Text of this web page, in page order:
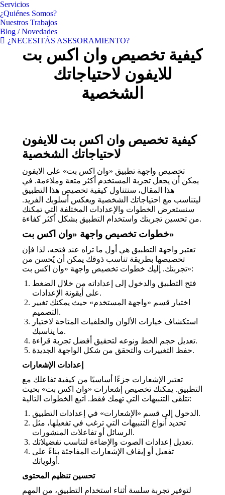
Servicios
¿Quiénes Somos?
Nuestros Trabajos
Blog / Novedades
¿NECESITÁS ASESORAMIENTO?
كيفية تخصيص وان اكس بت
للايفون لاحتياجاتك
الشخصية
كيفية تخصيص وان اكس بت للايفون
لاحتياجاتك الشخصية
تخصيص واجهة تطبيق «وان اكس بت» على الايفون
يمكن أن يجعل تجربة المستخدم أكثر متعة وملاءمة. في
هذا المقال، سنتناول كيفية تخصيص هذا التطبيق
ليتناسب مع احتياجاتك الشخصية ويعكس أسلوبك الفريد.
سنستعرض الخطوات والإعدادات المختلفة التي تمكنك
من تحسين تجربتك واستخدام التطبيق بشكل أكثر كفاءة.
خطوات تخصيص واجهة «وان اكس بت»
تعتبر واجهة التطبيق هي أول ما تراه عند فتحه، لذا فإن
تخصيصها بطريقة تناسب ذوقك يمكن أن يُحسن من
تجربتك. إليك خطوات تخصيص واجهة «وان اكس بت»:
فتح التطبيق والدخول إلى إعداداته من خلال الضغط
على أيقونة الإعدادات.
اختيار قسم «واجهة المستخدم» حيث يمكنك تغيير
التصميم.
استكشاف خيارات الألوان والخلفيات المتاحة لاختيار
ما يناسبك.
تعديل حجم الخط ونوعه لتحقيق أفضل تجربة قراءة.
حفظ التغييرات والتحقق من شكل الواجهة الجديدة.
إعدادات الإشعارات
تعتبر الإشعارات جزءًا أساسيًا من كيفية تفاعلك مع
التطبيق. يمكنك تخصيص إشعارات «وان اكس بت» بحيث
تتلقى التنبيهات التي تهمك فقط. اتبع الخطوات التالية:
الدخول إلى قسم «الإشعارات» في إعدادات التطبيق.
تحديد أنواع التنبيهات التي ترغب في تفعيلها، مثل
الرسائل أو تفاعلات المنشورات.
تعديل إعدادات الصوت والإضاءة لتناسب تفضيلاتك.
تفعيل أو إيقاف الإشعارات المفاجئة بناءً على
أولوياتك.
تحسين تنظيم المحتوى
لتوفير تجربة سلسة أثناء استخدام التطبيق، من المهم